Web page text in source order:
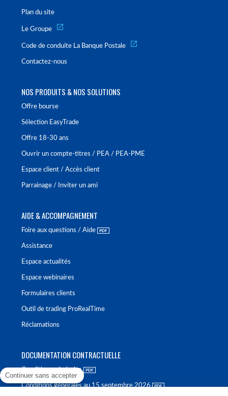
Plan du site
Le Groupe
Code de conduite La Banque Postale
Contactez-nous
NOS PRODUITS & NOS SOLUTIONS
Offre bourse
Sélection EasyTrade
Offre 18-30 ans
Ouvrir un compte-titres / PEA / PEA-PME
Espace client / Accès client
Parrainage / Inviter un ami
AIDE & ACCOMPAGNEMENT
Foire aux questions / Aide
Assistance
Espace actualités
Espace webinaires
Formulaires clients
Outil de trading ProRealTime
Réclamations
DOCUMENTATION CONTRACTUELLE
Conditions générales
Conditions générales au 15 septembre 2026
Continuer sans accepter